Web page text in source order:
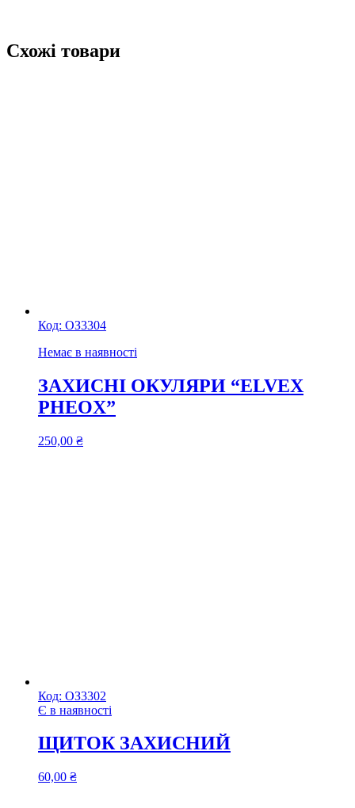
Схожі товари
Код: ОЗ3304
Немає в наявності
ЗАХИСНІ ОКУЛЯРИ “ELVEX
PHEOX”
250,00 ₴
Код: ОЗ3302
Є в наявності
ЩИТОК ЗАХИСНИЙ
60,00 ₴